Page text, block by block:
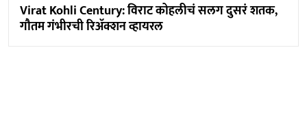
Virat Kohli Century: विराट कोहलीचं सलग दुसरं शतक,
गौतम गंभीरची रिअ‍ॅक्शन व्हायरल